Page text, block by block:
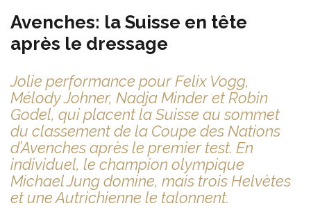
Avenches: la Suisse en tête
après le dressage
Jolie performance pour Felix Vogg,
Mélody Johner, Nadja Minder et Robin
Godel, qui placent la Suisse au sommet
du classement de la Coupe des Nations
d’Avenches après le premier test. En
individuel, le champion olympique
Michael Jung domine, mais trois Helvètes
et une Autrichienne le talonnent.